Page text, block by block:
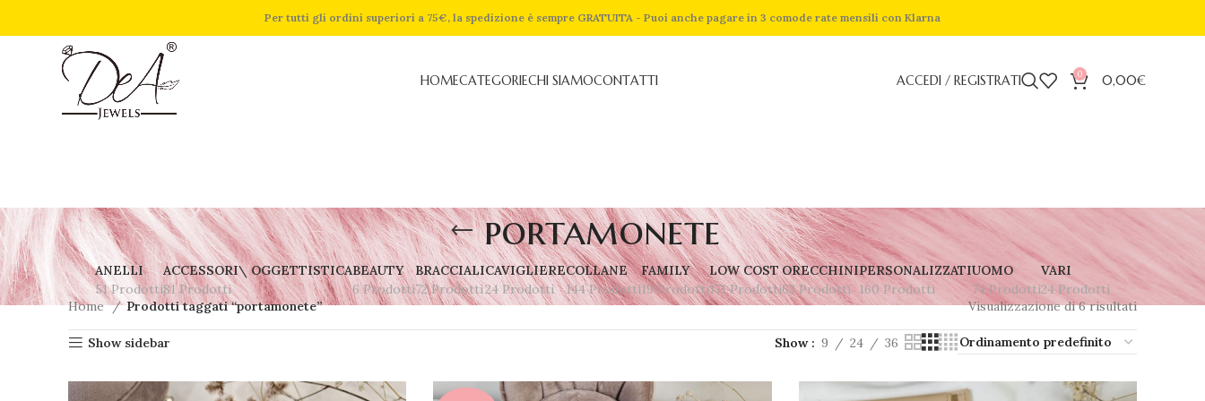
Per tutti gli ordini superiori a 75€, la spedizione è sempre GRATUITA - Puoi anche pagare in 3 comode rate mensili con Klarna
HOMECATEGORIECHI SIAMOCONTATTI ACCEDI / REGISTRATI 0 0,00€
portamonete
ANELLI
51 Prodotti
ACCESSORI\ OGGETTISTICA
81 Prodotti
BEAUTY
6 Prodotti
BRACCIALI
72 Prodotti
CAVIGLIERE
24 Prodotti
COLLANE
144 Prodotti
FAMILY
19 Prodotti
LOW COST
171 Prodotti
ORECCHINI
63 Prodotti
PERSONALIZZATI
160 Prodotti
UOMO
74 Prodotti
VARI
24 Prodotti
Home
Prodotti taggati “portamonete” Visualizzazione di 6 risultati
Show sidebar Show 9 24 36